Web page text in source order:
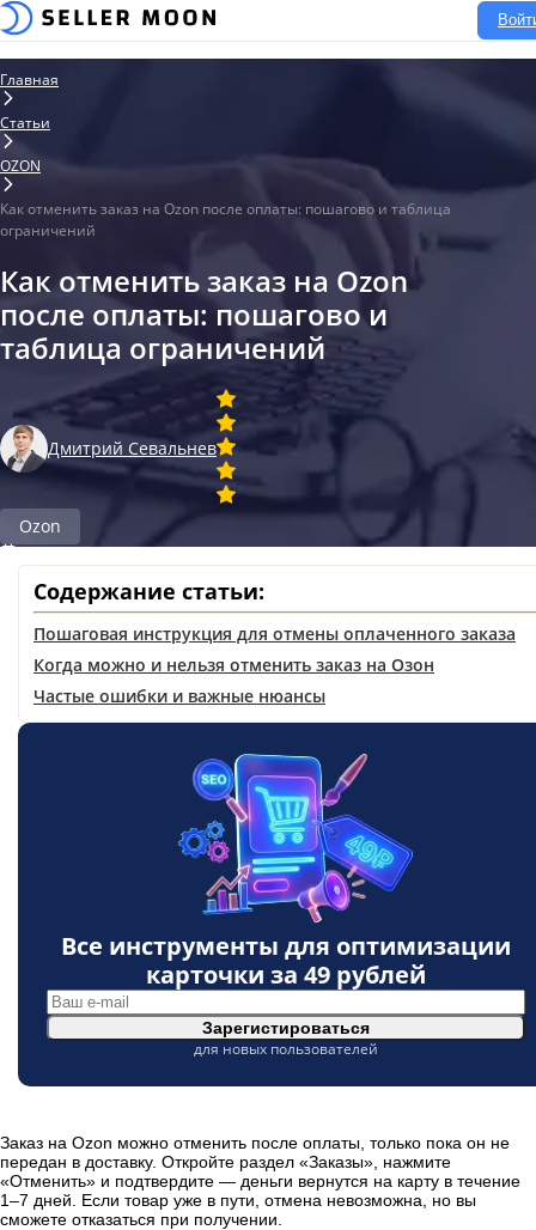
Главная
Статьи
OZON
Как отменить заказ на Ozon после оплаты: пошагово и таблица
ограничений
Как отменить заказ на Ozon
после оплаты: пошагово и
таблица ограничений
Дмитрий Севальнев
Ozon
19 мар. 2026
Заказ на Ozon можно отменить после оплаты, только пока он не
передан в доставку. Откройте раздел «Заказы», нажмите
«Отменить» и подтвердите — деньги вернутся на карту в течение
1–7 дней. Если товар уже в пути, отмена невозможна, но вы
сможете отказаться при получении.
Содержание статьи:
Пошаговая инструкция для отмены оплаченного заказа
Когда можно и нельзя отменить заказ на Озон
Частые ошибки и важные нюансы
Все инструменты для оптимизации
карточки за 49 рублей
Зарегистироваться
для новых пользователей